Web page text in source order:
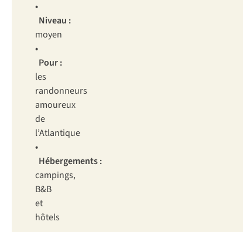
•
Niveau :
moyen
•
Pour :
les
randonneurs
amoureux
de
l’Atlantique
•
Hébergements :
campings,
B&B
et
hôtels